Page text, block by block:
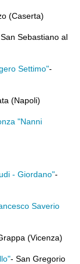
(Caserta)
Sebastiano al
Settimo"-
(Napoli)
"Nanni
- Giordano"-
Saverio
(Vicenza)
- San Gregorio